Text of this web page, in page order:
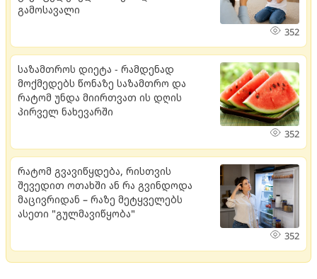
გამოსავალი
352
საზამთროს დიეტა - რამდენად
მოქმედებს წონაზე საზამთრო და
რატომ უნდა მიირთვათ ის დღის
პირველ ნახევარში
352
რატომ გვავიწყდება, რისთვის
შევედით ოთახში ან რა გვინდოდა
მაცივრიდან – რაზე მეტყველებს
ასეთი "გულმავიწყობა"
352